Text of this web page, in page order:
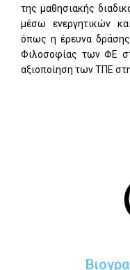
της μαθησιακής
μέσω ενεργητικών
όπως η έρευνα
Φιλοσοφίας των ΦΕ
αξιοποίηση των ΤΠΕ